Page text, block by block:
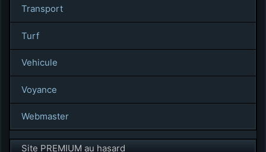
Transport
Turf
Vehicule
Voyance
Webmaster
Site PREMIUM au hasard